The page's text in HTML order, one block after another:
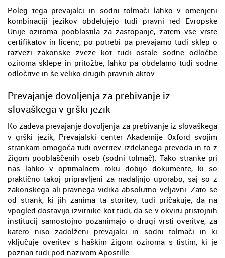
Poleg tega prevajalci in sodni tolmači lahko v omenjeni
kombinaciji jezikov obdelujejo tudi pravni red Evropske
Unije oziroma pooblastila za zastopanje, zatem vse vrste
certifikatov in licenc, po potrebi pa prevajamo tudi sklep o
razvezi zakonske zveze kot tudi ostale sodne odločbe
oziroma sklepe in pritožbe, lahko pa obdelamo tudi sodne
odločitve in še veliko drugih pravnih aktov.
Prevajanje dovoljenja za prebivanje iz
slovaškega v grški jezik
Ko zadeva prevajanje dovoljenja za prebivanje iz slovaškega
v grški jezik, Prevajalski center Akademije Oxford svojim
strankam omogoča tudi overitev izdelanega prevoda in to z
žigom pooblaščenih oseb (sodni tolmač). Tako stranke pri
nas lahko v optimalnem roku dobijo dokumente, ki so
praktično takoj pripravljeni za nadaljnjo uporabo, saj so z
zakonskega ali pravnega vidika absolutno veljavni. Zato se
od strank, ki jih zanima ta storitev, tudi pričakuje, da na
vpogled dostavijo izvirnike kot tudi, da se v okviru pristojnih
institucij samostojno pozanimajo o drugi vrsti overitve, za
katero niso zadolženi prevajalci in sodni tolmači in ki
vključuje overitev s haškim žigom oziroma s tistim, ki je
poznan tudi pod nazivom Apostille.